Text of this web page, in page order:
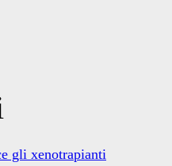
gli xenotrapianti